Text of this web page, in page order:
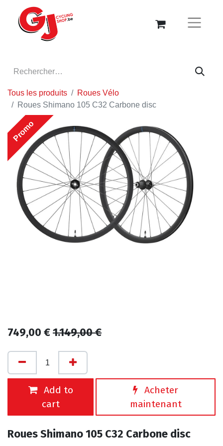
Tous les produits
Roues Vélo
Roues Shimano 105 C32 Carbone disc
Promo
749,00 €1.149,00€
Add to
cart
Acheter
maintenant
Roues Shimano 105 C32 Carbone disc